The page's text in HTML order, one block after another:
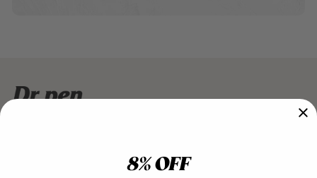
¡Suscríbete para recibir una oferta exclusiva en tu
8% OFF